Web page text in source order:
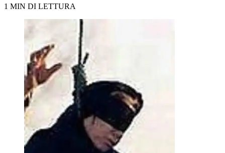
1 MIN DI LETTURA